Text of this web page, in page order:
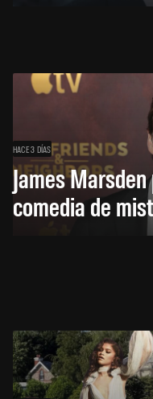
HACE 3 DÍAS
James
comedia de